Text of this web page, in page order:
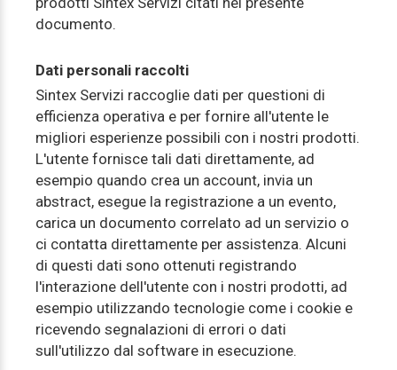
documento.
Dati personali raccolti
Sintex Servizi raccoglie dati per questioni di
efficienza operativa e per fornire all'utente le
migliori esperienze possibili con i nostri prodotti.
L'utente fornisce tali dati direttamente, ad
esempio quando crea un account, invia un
abstract, esegue la registrazione a un evento,
carica un documento correlato ad un servizio o
ci contatta direttamente per assistenza. Alcuni
di questi dati sono ottenuti registrando
l'interazione dell'utente con i nostri prodotti, ad
esempio utilizzando tecnologie come i cookie e
ricevendo segnalazioni di errori o dati
sull'utilizzo dal software in esecuzione.